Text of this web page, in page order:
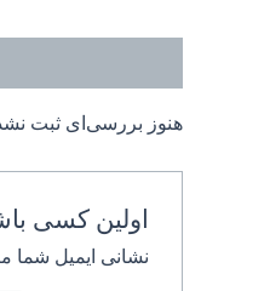
هنوز بررسی‌ای ثبت
اولین کسی
نشانی ایمیل شما